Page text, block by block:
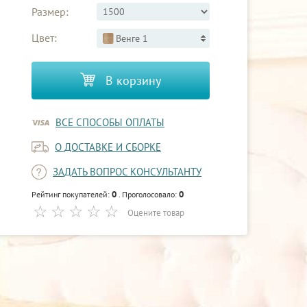
Размер:
Цвет:
Венге 1
В корзину
ВСЕ СПОСОБЫ ОПЛАТЫ
О ДОСТАВКЕ И СБОРКЕ
ЗАДАТЬ ВОПРОС КОНСУЛЬТАНТУ
Рейтинг покупателей: 0 . Проголосовало: 0
Оцените товар